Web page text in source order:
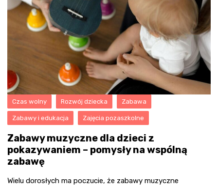
Czas wolny Rozwój dziecka Zabawa
Zabawy i edukacja Zajęcia pozaszkolne
Zabawy muzyczne dla dzieci z
pokazywaniem – pomysły na wspólną
zabawę
Wielu dorosłych ma poczucie, że zabawy muzyczne